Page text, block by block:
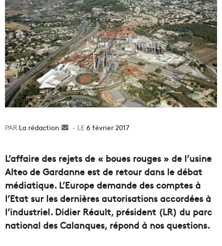
La rédaction
Envoyer6 février 2017
L’affaire des rejets de « boues rouges » de l’usine
Alteo de Gardanne est de retour dans le débat
médiatique. L’Europe demande des comptes à
l’Etat sur les dernières autorisations accordées à
l’industriel. Didier Réault, président (LR) du parc
national des Calanques, répond à nos questions.